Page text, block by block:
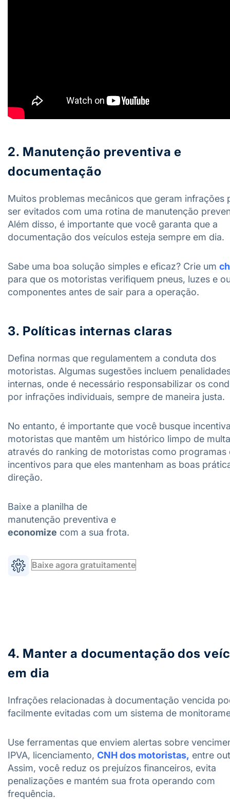
2. Manutenção preventiva e
documentação
Muitos problemas mecânicos que geram infrações
ser evitados com uma rotina de manutenção
Além disso, é importante que você garanta que a
documentação dos veículos esteja sempre em dia.
Sabe uma boa solução simples e eficaz? Crie um
para que os motoristas verifiquem pneus, luzes e
componentes antes de sair para a operação.
3. Políticas internas claras
Defina normas que regulamentem a conduta dos
motoristas. Algumas sugestões incluem
internas, onde é necessário responsabilizar os
por infrações individuais, sempre de maneira justa.
No entanto, é importante que você busque
motoristas que mantêm um histórico limpo de
através do ranking de motoristas como programas
incentivos para que eles mantenham as boas
direção.
Baixe a planilha de
manutenção preventiva e
economize com a sua frota.
Baixe agora gratuitamente
4. Manter a documentação dos
em dia
Infrações relacionadas à documentação vencida
facilmente evitadas com um sistema de
Use ferramentas que enviem alertas sobre
IPVA, licenciamento, CNH dos motoristas, entre
Assim, você reduz os prejuízos financeiros, evita
penalizações e mantém sua frota operando com
frequência.